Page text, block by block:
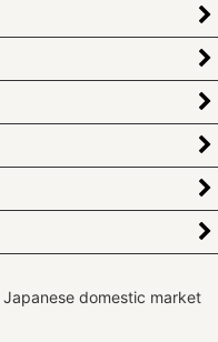
domestic market